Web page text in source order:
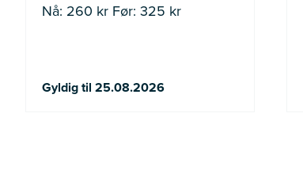
Nå: 260 kr Før: 325 kr
Gyldig til 25.08.2026